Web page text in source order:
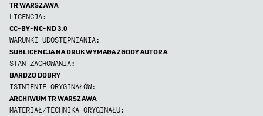
TR WARSZAWA
LICENCJA:
CC-BY-NC-ND 3.0
WARUNKI UDOSTĘPNIANIA:
SUBLICENCJA NA DRUK WYMAGA ZGODY AUTORA
STAN ZACHOWANIA:
BARDZO DOBRY
ISTNIENIE ORYGINAŁÓW:
ARCHIWUM TR WARSZAWA
MATERIAŁ/TECHNIKA ORYGINAŁU: